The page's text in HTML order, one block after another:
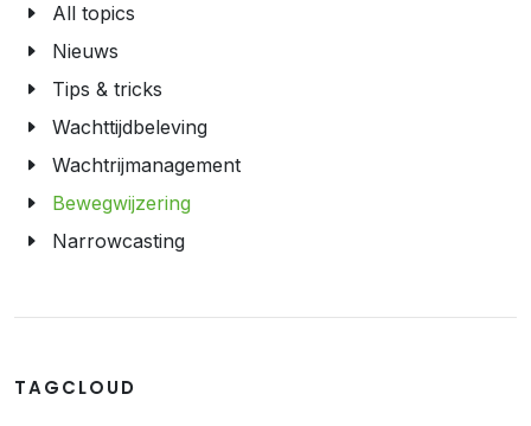
All topics
Nieuws
Tips & tricks
Wachttijdbeleving
Wachtrijmanagement
Bewegwijzering
Narrowcasting
TAGCLOUD